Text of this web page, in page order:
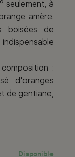
seulement, à
amère.
boisées de
:
d'oranges
de gentiane,
Disponible